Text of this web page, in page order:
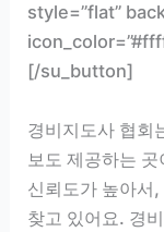
style=”flat”
[/su_button]
경비지도사 협회
보도 제공하는
신뢰도가 높아서
찾고 있어요. 경